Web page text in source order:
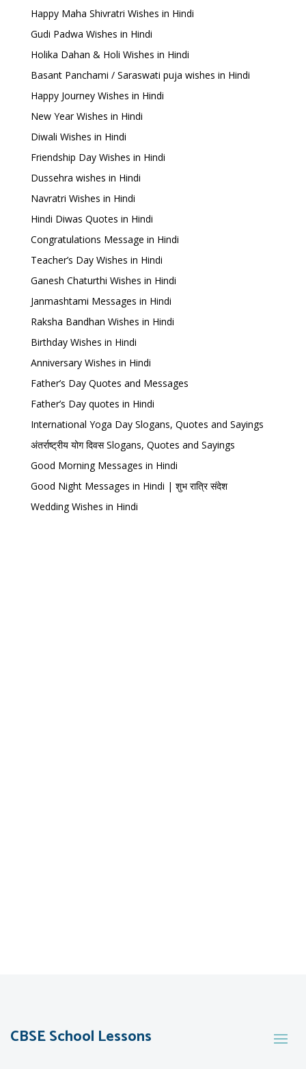
Happy Maha Shivratri Wishes in Hindi
Gudi Padwa Wishes in Hindi
Holika Dahan & Holi Wishes in Hindi
Basant Panchami / Saraswati puja wishes in Hindi
Happy Journey Wishes in Hindi
New Year Wishes in Hindi
Diwali Wishes in Hindi
Friendship Day Wishes in Hindi
Dussehra wishes in Hindi
Navratri Wishes in Hindi
Hindi Diwas Quotes in Hindi
Congratulations Message in Hindi
Teacher’s Day Wishes in Hindi
Ganesh Chaturthi Wishes in Hindi
Janmashtami Messages in Hindi
Raksha Bandhan Wishes in Hindi
Birthday Wishes in Hindi
Anniversary Wishes in Hindi
Father’s Day Quotes and Messages
Father’s Day quotes in Hindi
International Yoga Day Slogans, Quotes and Sayings
अंतर्राष्ट्रीय योग दिवस Slogans, Quotes and Sayings
Good Morning Messages in Hindi
Good Night Messages in Hindi | शुभ रात्रि संदेश
Wedding Wishes in Hindi
CBSE School Lessons